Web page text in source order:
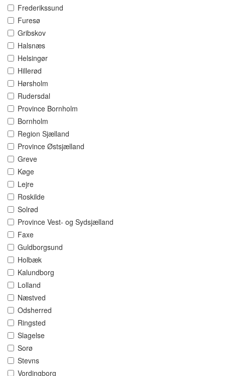
Frederikssund
Furesø
Gribskov
Halsnæs
Helsingør
Hillerød
Hørsholm
Rudersdal
Province Bornholm
Bornholm
Region Sjælland
Province Østsjælland
Greve
Køge
Lejre
Roskilde
Solrød
Province Vest- og Sydsjælland
Faxe
Guldborgsund
Holbæk
Kalundborg
Lolland
Næstved
Odsherred
Ringsted
Slagelse
Sorø
Stevns
Vordingborg